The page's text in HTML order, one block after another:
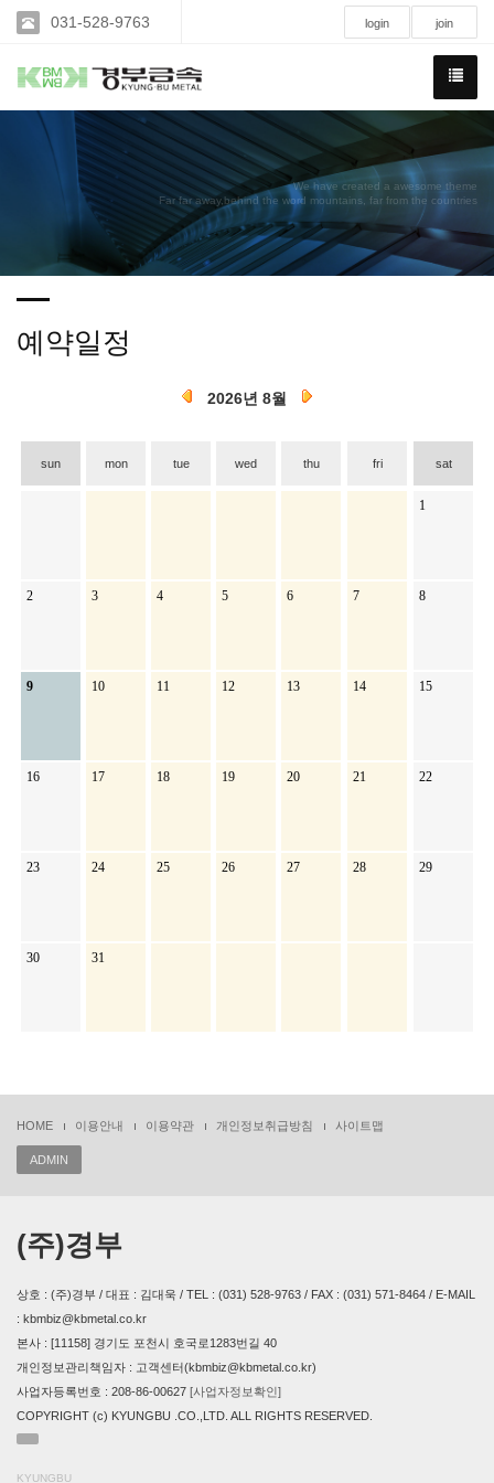
031-528-9763 login join
We have created a awesome theme
Far far away,behind the word mountains, far from the countries
예약일정
2026년 8월
sun mon tue wed thu fri sat
1
2 3 4 5 6 7 8
9 10 11 12 13 14 15
16 17 18 19 20 21 22
23 24 25 26 27 28 29
30 31
HOME 이용안내 이용약관 개인정보취급방침 사이트맵
ADMIN
(주)경부
상호 : (주)경부 / 대표 : 김대욱 / TEL : (031) 528-9763 / FAX : (031) 571-8464 / E-MAIL
: kbmbiz@kbmetal.co.kr
본사 : [11158] 경기도 포천시 호국로1283번길 40
개인정보관리책임자 : 고객센터(kbmbiz@kbmetal.co.kr)
사업자등록번호 : 208-86-00627 [사업자정보확인]
COPYRIGHT (c) KYUNGBU .CO.,LTD. ALL RIGHTS RESERVED.
KYUNGBU